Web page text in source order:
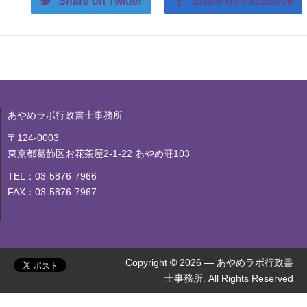
あやめラボ行政書士事務所
〒124-0003
東京都葛飾区お花茶屋2-1-22 あやめ荘103
TEL：03-5876-7966
FAX：03-5876-7967
Copyright © 2026 — あやめラボ行政書
士事務所. All Rights Reserved